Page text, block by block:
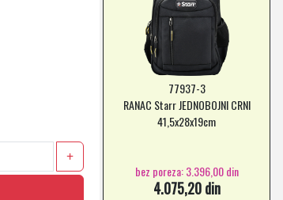
+
77937-3
RANAC Starr JEDNOBOJNI CRNI
41,5x28x19cm
bez poreza: 3.396,00 din
4.075,20 din